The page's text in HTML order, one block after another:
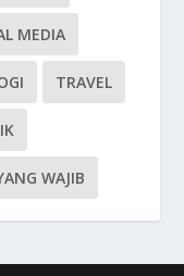
MEDIA
TRAVEL
WAJIB